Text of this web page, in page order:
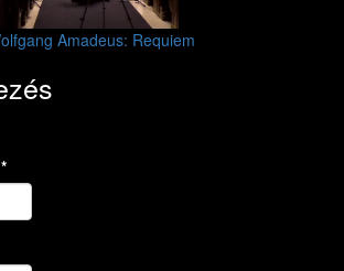
Amadeus: Requiem
*